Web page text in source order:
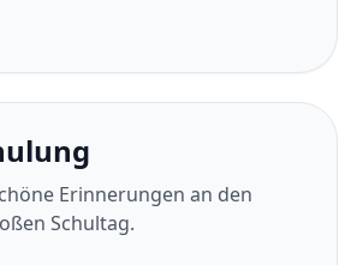
Erinnerungen an den
Schultag.